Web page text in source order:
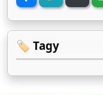
🏷️ Tagy